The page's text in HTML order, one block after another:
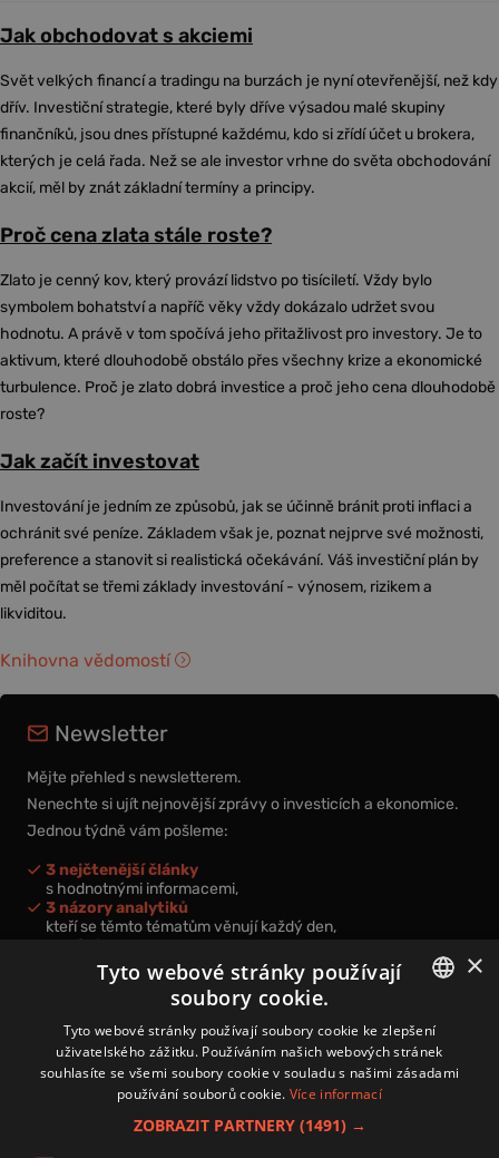
Jak obchodovat s akciemi
Svět velkých financí a tradingu na burzách je nyní otevřenější, než kdy
dřív. Investiční strategie, které byly dříve výsadou malé skupiny
finančníků, jsou dnes přístupné každému, kdo si zřídí účet u brokera,
kterých je celá řada. Než se ale investor vrhne do světa obchodování
akcií, měl by znát základní termíny a principy.
Proč cena zlata stále roste?
Zlato je cenný kov, který provází lidstvo po tisíciletí. Vždy bylo
symbolem bohatství a napříč věky vždy dokázalo udržet svou
hodnotu. A právě v tom spočívá jeho přitažlivost pro investory. Je to
aktivum, které dlouhodobě obstálo přes všechny krize a ekonomické
turbulence. Proč je zlato dobrá investice a proč jeho cena dlouhodobě
roste?
Jak začít investovat
Investování je jedním ze způsobů, jak se účinně bránit proti inflaci a
ochránit své peníze. Základem však je, poznat nejprve své možnosti,
preference a stanovit si realistická očekávání. Váš investiční plán by
měl počítat se třemi základy investování - výnosem, rizikem a
likviditou.
Knihovna vědomostí
Newsletter
Mějte přehled s newsletterem.
Nenechte si ujít nejnovější zprávy o investicích a ekonomice.
Jednou týdně vám pošleme:
3 nejčtenější články
s hodnotnými informacemi,
3 názory analytiků
kteří se těmto tématům věnují každý den,
nová videa a podcasty
k prohloubení vašich znalostí.
Přihlášením k newsletteru vyjadřujete svůj souhlas spodmínkami
zpracování osobních údajů.
CZECH
×
Tyto webové stránky používají
soubory cookie.
Tyto webové stránky používají soubory cookie ke zlepšení
uživatelského zážitku. Používáním našich webových stránek
souhlasíte se všemi soubory cookie v souladu s našimi zásadami
používání souborů cookie. Více informací
ZOBRAZIT PARTNERY (1491) →